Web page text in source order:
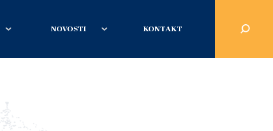
NOVOSTI KONTAKT